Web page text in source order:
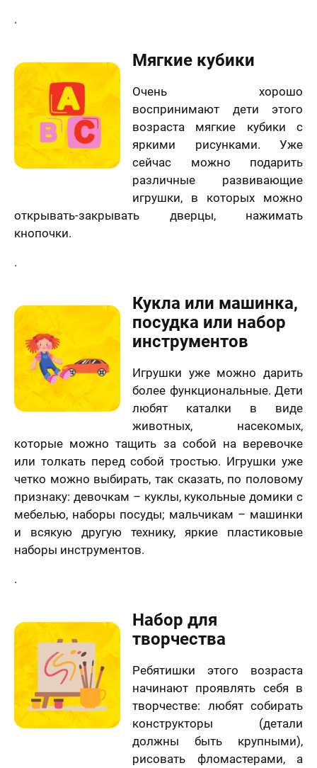
.
Мягкие кубики
Очень хорошо
воспринимают дети этого
возраста мягкие кубики с
яркими рисунками. Уже
сейчас можно подарить
различные развивающие
игрушки, в которых можно
открывать-закрывать дверцы, нажимать
кнопочки.
.
Кукла или машинка,
посудка или набор
инструментов
Игрушки уже можно дарить
более функциональные. Дети
любят каталки в виде
животных, насекомых,
которые можно тащить за собой на веревочке
или толкать перед собой тростью. Игрушки уже
четко можно выбирать, так сказать, по половому
признаку: девочкам – куклы, кукольные домики с
мебелью, наборы посуды; мальчикам – машинки
и всякую другую технику, яркие пластиковые
наборы инструментов.
.
Набор для
творчества
Ребятишки этого возраста
начинают проявлять себя в
творчестве: любят собирать
конструкторы (детали
должны быть крупными),
рисовать фломастерами, а